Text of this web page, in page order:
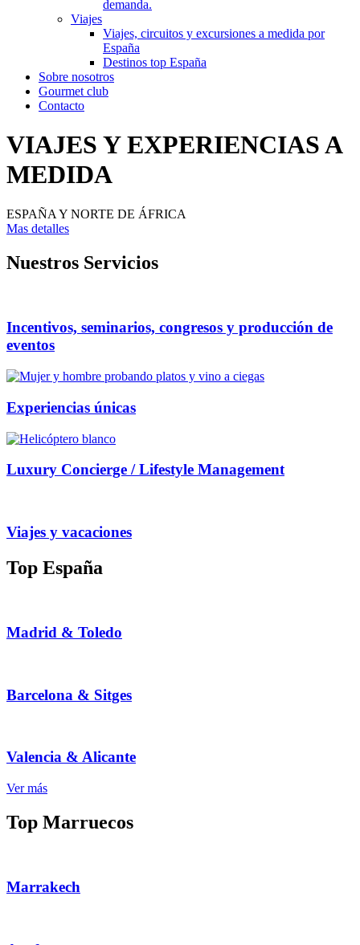
demanda.
Viajes
Viajes, circuitos y excursiones a medida por
España
Destinos top España
Sobre nosotros
Gourmet club
Contacto
VIAJES Y EXPERIENCIAS A
MEDIDA
ESPAÑA Y NORTE DE ÁFRICA
Mas detalles
Nuestros Servicios
Incentivos, seminarios, congresos y producción de
eventos
Experiencias únicas
Luxury Concierge / Lifestyle Management
Viajes y vacaciones
Top España
Madrid & Toledo
Barcelona & Sitges
Valencia & Alicante
Ver más
Top Marruecos
Marrakech